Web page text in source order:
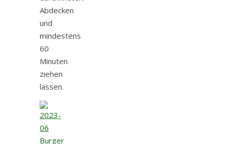
Abdecken
und
mindestens
60
Minuten
ziehen
lassen.